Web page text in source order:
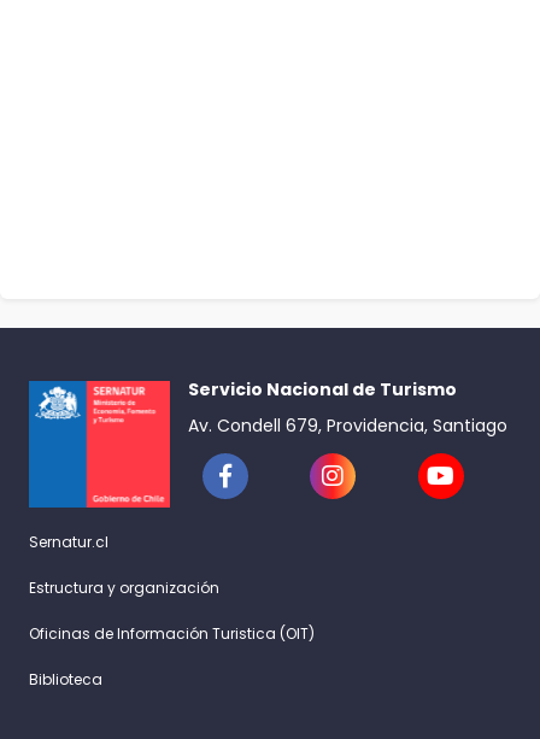
Servicio Nacional de Turismo
Av. Condell 679, Providencia, Santiago
Sernatur.cl
Estructura y organización
Oficinas de Información Turistica (OIT)
Biblioteca